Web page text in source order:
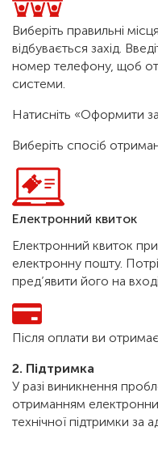
Виберіть правильні
відбувається захід.
номер телефону, щоб
системи.
Натисніть «Оформити
Виберіть спосіб
Електронний квиток
Електронний квиток
електронну пошту.
пред’явити його на
Після оплати ви
2. Підтримка
У разі виникнення
отриманням
технічної підтримки за